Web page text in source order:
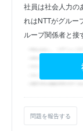
社員は社会人力の
れはNTTがグルー
ループ関係者と接
問題を報告する